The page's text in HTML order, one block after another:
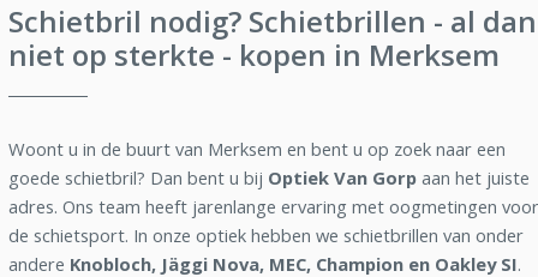
Schietbril nodig? Schietbrillen - al dan
niet op sterkte - kopen in Merksem
Woont u in de buurt van Merksem en bent u op zoek naar een
goede schietbril? Dan bent u bij Optiek Van Gorp aan het juiste
adres. Ons team heeft jarenlange ervaring met oogmetingen voor
de schietsport. In onze optiek hebben we schietbrillen van onder
andere Knobloch, Jäggi Nova, MEC, Champion en Oakley SI.